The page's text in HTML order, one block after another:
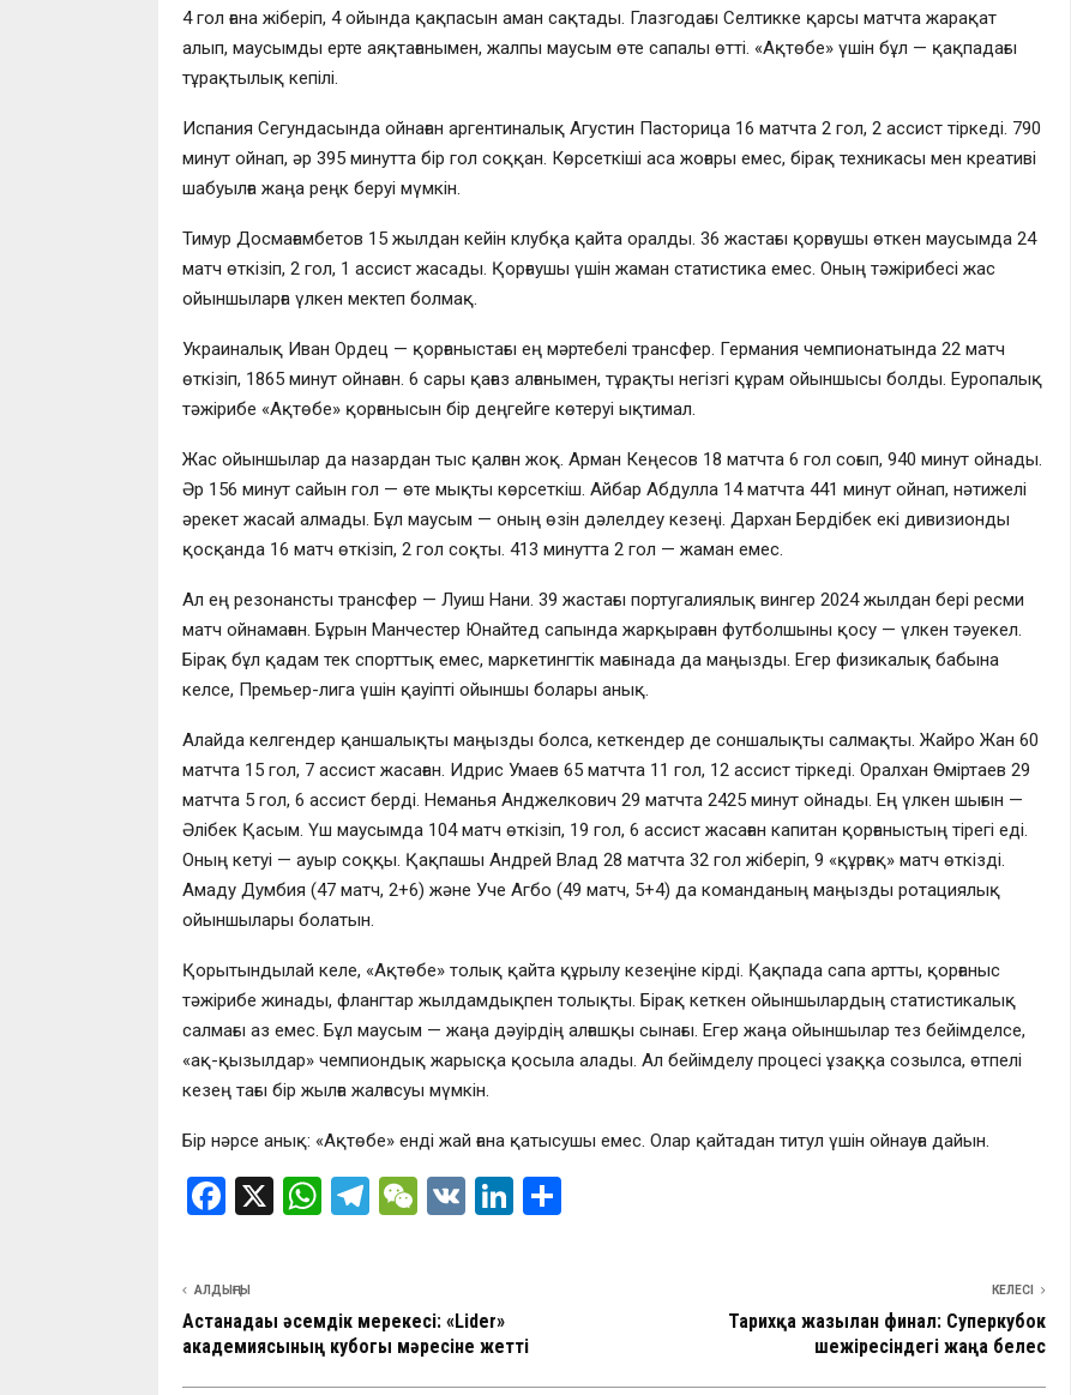
4 гол ғана жіберіп, 4 ойында қақпасын аман сақтады. Глазгодағы Селтикке қарсы матчта жарақат
алып, маусымды ерте аяқтағанымен, жалпы маусым өте сапалы өтті. «Ақтөбе» үшін бұл — қақпадағы
тұрақтылық кепілі.
Испания Сегундасында ойнаған аргентиналық Агустин Пасторица 16 матчта 2 гол, 2 ассист тіркеді. 790
минут ойнап, әр 395 минутта бір гол соққан. Көрсеткіші аса жоғары емес, бірақ техникасы мен креативі
шабуылға жаңа реңк беруі мүмкін.
Тимур Досмағамбетов 15 жылдан кейін клубқа қайта оралды. 36 жастағы қорғаушы өткен маусымда 24
матч өткізіп, 2 гол, 1 ассист жасады. Қорғаушы үшін жаман статистика емес. Оның тәжірибесі жас
ойыншыларға үлкен мектеп болмақ.
Украиналық Иван Ордец — қорғаныстағы ең мәртебелі трансфер. Германия чемпионатында 22 матч
өткізіп, 1865 минут ойнаған. 6 сары қағаз алғанымен, тұрақты негізгі құрам ойыншысы болды. Еуропалық
тәжірибе «Ақтөбе» қорғанысын бір деңгейге көтеруі ықтимал.
Жас ойыншылар да назардан тыс қалған жоқ. Арман Кеңесов 18 матчта 6 гол соғып, 940 минут ойнады.
Әр 156 минут сайын гол — өте мықты көрсеткіш. Айбар Абдулла 14 матчта 441 минут ойнап, нәтижелі
әрекет жасай алмады. Бұл маусым — оның өзін дәлелдеу кезеңі. Дархан Бердібек екі дивизионды
қосқанда 16 матч өткізіп, 2 гол соқты. 413 минутта 2 гол — жаман емес.
Ал ең резонансты трансфер — Луиш Нани. 39 жастағы португалиялық вингер 2024 жылдан бері ресми
матч ойнамаған. Бұрын Манчестер Юнайтед сапында жарқыраған футболшыны қосу — үлкен тәуекел.
Бірақ бұл қадам тек спорттық емес, маркетингтік мағынада да маңызды. Егер физикалық бабына
келсе, Премьер-лига үшін қауіпті ойыншы болары анық.
Алайда келгендер қаншалықты маңызды болса, кеткендер де соншалықты салмақты. Жайро Жан 60
матчта 15 гол, 7 ассист жасаған. Идрис Умаев 65 матчта 11 гол, 12 ассист тіркеді. Оралхан Өміртаев 29
матчта 5 гол, 6 ассист берді. Неманья Анджелкович 29 матчта 2425 минут ойнады. Ең үлкен шығын —
Әлібек Қасым. Үш маусымда 104 матч өткізіп, 19 гол, 6 ассист жасаған капитан қорғаныстың тірегі еді.
Оның кетуі — ауыр соққы. Қақпашы Андрей Влад 28 матчта 32 гол жіберіп, 9 «құрғақ» матч өткізді.
Амаду Думбия (47 матч, 2+6) және Уче Агбо (49 матч, 5+4) да команданың маңызды ротациялық
ойыншылары болатын.
Қорытындылай келе, «Ақтөбе» толық қайта құрылу кезеңіне кірді. Қақпада сапа артты, қорғаныс
тәжірибе жинады, флангтар жылдамдықпен толықты. Бірақ кеткен ойыншылардың статистикалық
салмағы аз емес. Бұл маусым — жаңа дәуірдің алғашқы сынағы. Егер жаңа ойыншылар тез бейімделсе,
«ақ-қызылдар» чемпиондық жарысқа қосыла алады. Ал бейімделу процесі ұзаққа созылса, өтпелі
кезең тағы бір жылға жалғасуы мүмкін.
Бір нәрсе анық: «Ақтөбе» енді жай ғана қатысушы емес. Олар қайтадан титул үшін ойнауға дайын.
F
b
o
X
W
s
A
T
gr
a
W
h
at
V
Li
n
АЛДЫҢҒЫ
Астанадағы әсемдік мерекесі: «Lider»
академиясының кубогы мәресіне жетті
КЕЛЕСІ
Тарихқа жазылған финал: Суперкубок
шежіресіндегі жаңа белес